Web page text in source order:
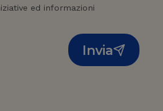
ed informazioni
Invia